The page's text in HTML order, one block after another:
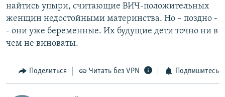
найтись упыри, считающие ВИЧ-положительных
женщин недостойными материнства. Но – поздно -
- они уже беременные. Их будущие дети точно ни в
чем не виноваты.
Поделиться Читать без VPN Подпишитесь